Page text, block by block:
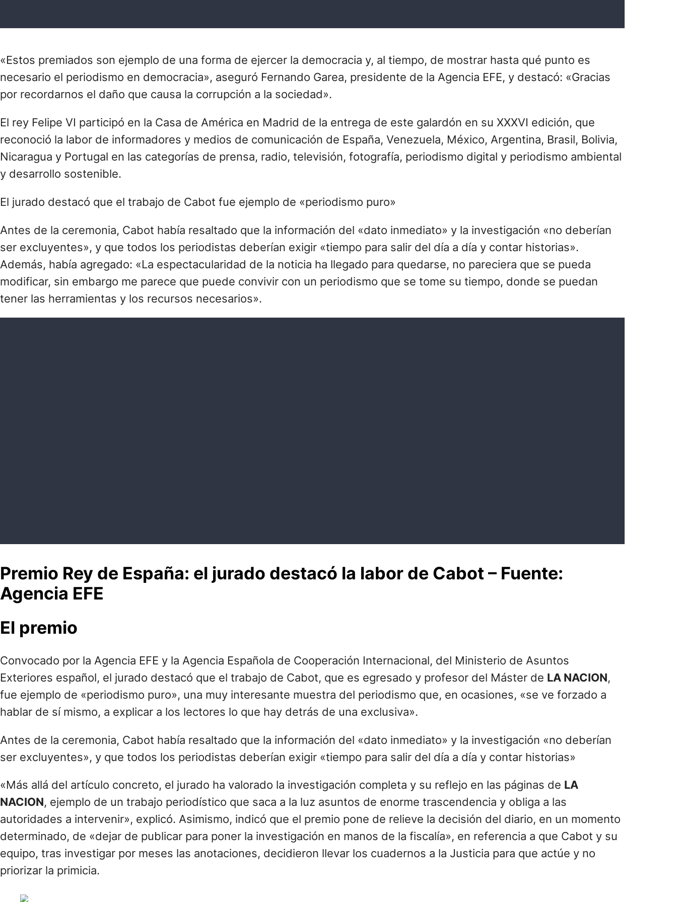
«Estos premiados son ejemplo de una forma de ejercer la democracia y, al tiempo, de mostrar hasta qué punto es
necesario el periodismo en democracia», aseguró Fernando Garea, presidente de la Agencia EFE, y destacó: «Gracias
por recordarnos el daño que causa la corrupción a la sociedad».
El rey Felipe VI participó en la Casa de América en Madrid de la entrega de este galardón en su XXXVI edición, que
reconoció la labor de informadores y medios de comunicación de España, Venezuela, México, Argentina, Brasil, Bolivia,
Nicaragua y Portugal en las categorías de prensa, radio, televisión, fotografía, periodismo digital y periodismo ambiental
y desarrollo sostenible.
El jurado destacó que el trabajo de Cabot fue ejemplo de «periodismo puro»
Antes de la ceremonia, Cabot había resaltado que la información del «dato inmediato» y la investigación «no deberían
ser excluyentes», y que todos los periodistas deberían exigir «tiempo para salir del día a día y contar historias».
Además, había agregado: «La espectacularidad de la noticia ha llegado para quedarse, no pareciera que se pueda
modificar, sin embargo me parece que puede convivir con un periodismo que se tome su tiempo, donde se puedan
tener las herramientas y los recursos necesarios».
Premio Rey de España: el jurado destacó la labor de Cabot – Fuente:
Agencia EFE
El premio
Convocado por la Agencia EFE y la Agencia Española de Cooperación Internacional, del Ministerio de Asuntos
Exteriores español, el jurado destacó que el trabajo de Cabot, que es egresado y profesor del Máster de LA NACION,
fue ejemplo de «periodismo puro», una muy interesante muestra del periodismo que, en ocasiones, «se ve forzado a
hablar de sí mismo, a explicar a los lectores lo que hay detrás de una exclusiva».
Antes de la ceremonia, Cabot había resaltado que la información del «dato inmediato» y la investigación «no deberían
ser excluyentes», y que todos los periodistas deberían exigir «tiempo para salir del día a día y contar historias»
«Más allá del artículo concreto, el jurado ha valorado la investigación completa y su reflejo en las páginas de LA
NACION, ejemplo de un trabajo periodístico que saca a la luz asuntos de enorme trascendencia y obliga a las
autoridades a intervenir», explicó. Asimismo, indicó que el premio pone de relieve la decisión del diario, en un momento
determinado, de «dejar de publicar para poner la investigación en manos de la fiscalía», en referencia a que Cabot y su
equipo, tras investigar por meses las anotaciones, decidieron llevar los cuadernos a la Justicia para que actúe y no
priorizar la primicia.